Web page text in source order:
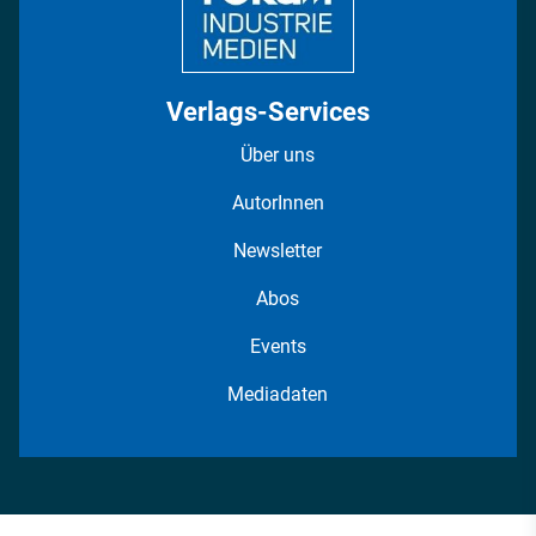
Verlags-Services
Über uns
AutorInnen
Newsletter
Abos
Events
Mediadaten